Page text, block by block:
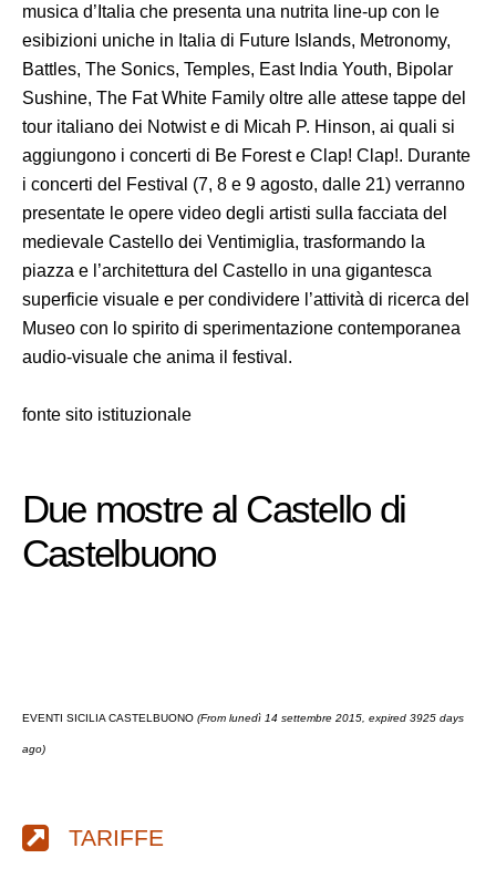
musica d’Italia che presenta una nutrita line-up con le
esibizioni uniche in Italia di Future Islands, Metronomy,
Battles, The Sonics, Temples, East India Youth, Bipolar
Sushine, The Fat White Family oltre alle attese tappe del
tour italiano dei Notwist e di Micah P. Hinson, ai quali si
aggiungono i concerti di Be Forest e Clap! Clap!. Durante
i concerti del Festival (7, 8 e 9 agosto, dalle 21) verranno
presentate le opere video degli artisti sulla facciata del
medievale Castello dei Ventimiglia, trasformando la
piazza e l’architettura del Castello in una gigantesca
superficie visuale e per condividere l’attività di ricerca del
Museo con lo spirito di sperimentazione contemporanea
audio-visuale che anima il festival.
fonte sito istituzionale
Due mostre al Castello di
Castelbuono
EVENTI SICILIA CASTELBUONO (From lunedì 14 settembre 2015, expired 3925 days
ago)
TARIFFE